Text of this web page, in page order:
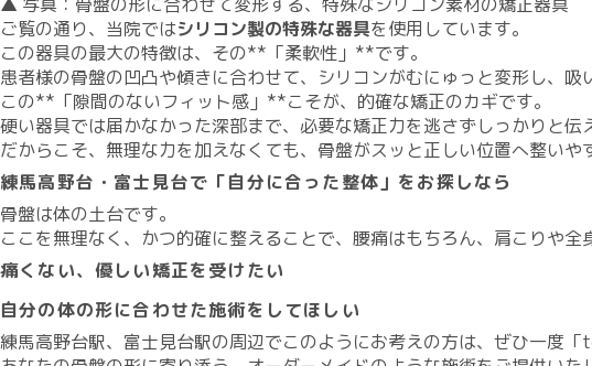
​ご覧の通り、当院ではシリコン製の特殊な器具を使用しています。
​この器具の最大の特徴は、その**「柔軟性」**です。
患者様の骨盤の凹凸や傾きに合わせて、シリコンがむにゅっと変形し、吸
​この**「隙間のないフィット感」**こそが、的確な矯正のカギです。
硬い器具では届かなかった深部まで、必要な矯正力を逃さずしっかりと伝
だからこそ、無理な力を加えなくても、骨盤がスッと正しい位置へ整いや
​練馬高野台・富士見台で「自分に合った整体」をお探しなら
​骨盤は体の土台です。
ここを無理なく、かつ的確に整えることで、腰痛はもちろん、肩こりや全
痛くない、優しい矯正を受けたい
自分の体の形に合わせた施術をしてほしい
練馬高野台駅、富士見台駅の周辺でこのようにお考えの方は、ぜひ一度「